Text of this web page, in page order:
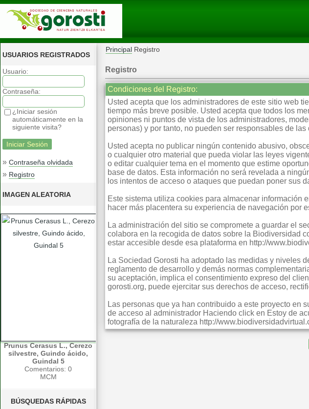
USUARIOS REGISTRADOS
Usuario:
Contraseña:
¿Iniciar sesión
automáticamente en la
siguiente visita?
» Contraseña olvidada
» Registro
IMAGEN ALEATORIA
Prunus Cerasus L., Cerezo
silvestre, Guindo ácido,
Guindal 5
Comentarios: 0
MCM
BÚSQUEDAS RÁPIDAS
Principal Registro
Registro
Condiciones del Registro:
Usted acepta que los administradores de este sitio web
tiempo más breve posible. Usted acepta que todos los
opiniones ni puntos de vista de los administradores,
personas) y por tanto, no pueden ser responsables de
Usted acepta no publicar ningún contenido abusivo,
o cualquier otro material que pueda violar las leyes
o editar cualquier tema en el momento que estime
base de datos. Esta información no será revelada a
los intentos de acceso o ataques que puedan poner sus
Este sistema utiliza cookies para almacenar información
hacer más placentera su experiencia de navegación por
La administración del sitio se compromete a guardar el
colabora en la recogida de datos sobre la Biodiversidad
estar accesible desde esa plataforma en http://
La Sociedad Gorosti ha adoptado las medidas y niveles
reglamento de desarrollo y demás normas
su aceptación, implica el consentimiento expreso del
gorosti.org, puede ejercitar sus derechos de acceso,
Las personas que ya han contribuido a este proyecto en
de acceso al administrador Haciendo click en Estoy de
fotografía de la naturaleza http://